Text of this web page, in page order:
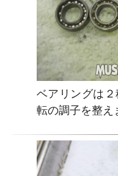
ベアリングは
転の調子を整え